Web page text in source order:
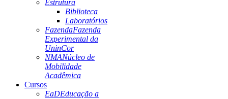
Estrutura
Biblioteca
Laboratórios
FazendaFazenda
Experimental da
UninCor
NMANúcleo de
Mobilidade
Acadêmica
Cursos
EaDEducação a